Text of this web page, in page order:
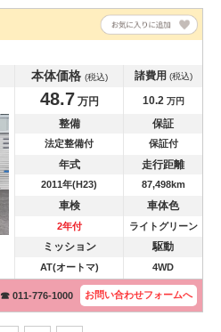
本体価格 (税込) 諸費用 (税込)
48.7 万円 10.2 万円
整備 保証
法定整備付 保証付
年式 走行距離
2011年(H23) 87,498km
車検 車体色
2年付 ライトグリーン
ミッション 駆動
AT(オートマ) 4WD
☎ 011-776-1000 お問い合わせフォームへ